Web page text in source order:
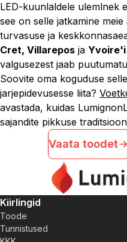
LED-kuunlaldele ulemlnek
see on selle jatkamine
turvasuse ja
Cret, Villarepos ja Yvoire'i
valgusezest jaab
Soovite oma koguduse
jarjepidevusesse liita?
avastada, kuidas
sajandite pikkuse
Vaata toodet
Kiirlingid
Toode
Tunnistused